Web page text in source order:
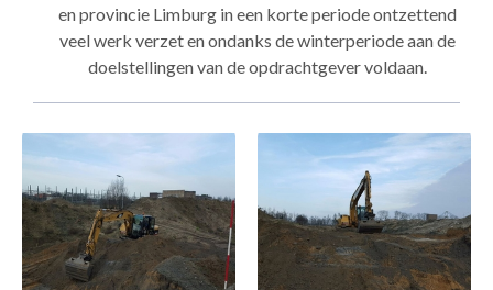
en provincie Limburg in een korte periode ontzettend
veel werk verzet en ondanks de winterperiode aan de
doelstellingen van de opdrachtgever voldaan.